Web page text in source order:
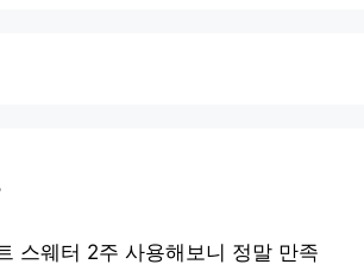
스웨터 2주 사용해보니 정말 만족